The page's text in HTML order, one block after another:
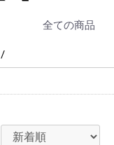
全ての商品